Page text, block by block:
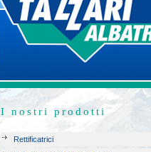
I nostri prodotti
Rettificatrici